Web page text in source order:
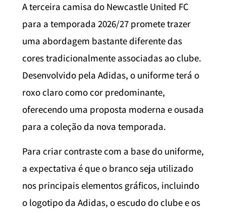
A terceira camisa do Newcastle United FC
para a temporada 2026/27 promete trazer
uma abordagem bastante diferente das
cores tradicionalmente associadas ao clube.
Desenvolvido pela Adidas, o uniforme terá o
roxo claro como cor predominante,
oferecendo uma proposta moderna e ousada
para a coleção da nova temporada.
Para criar contraste com a base do uniforme,
a expectativa é que o branco seja utilizado
nos principais elementos gráficos, incluindo
o logotipo da Adidas, o escudo do clube e os